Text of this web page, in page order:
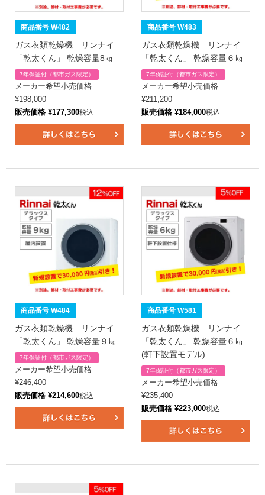
商品番号 W482
ガス衣類乾燥機 リンナイ
「乾太くん」 乾燥容量8㎏
7年保証付（都市ガス限定）
メーカー希望小売価格
¥198,000
販売価格 ¥177,300税込
商品番号 W483
ガス衣類乾燥機 リンナイ
「乾太くん」 乾燥容量６㎏
7年保証付（都市ガス限定）
メーカー希望小売価格
¥211,200
販売価格 ¥184,000税込
商品番号 W484
ガス衣類乾燥機 リンナイ
「乾太くん」 乾燥容量９㎏
7年保証付（都市ガス限定）
メーカー希望小売価格
¥246,400
販売価格 ¥214,600税込
商品番号 W581
ガス衣類乾燥機 リンナイ
「乾太くん」 乾燥容量６㎏
(軒下設置モデル)
7年保証付（都市ガス限定）
メーカー希望小売価格
¥235,400
販売価格 ¥223,000税込